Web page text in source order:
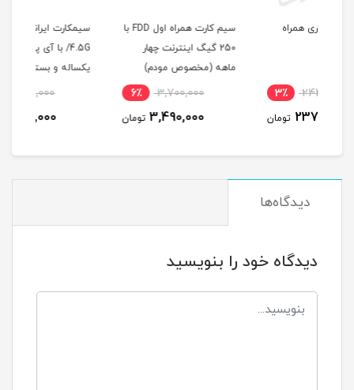
سیم کارت همراه اول FDD با
250 گیگ اینترنت چهار
ماهه (مخصوص مودم)
3,700,000 6٪
3,490,000 تومان
سیمکارت ایرانسل FDD/5G
/4.5G با آی پی استاتیک
یکساله و بسته اینترنت
200 گیگ یکساله
9,900,000 5٪
9,490,000 تومان
دیدگاه‌ها
دیدگاه خود را بنویسید